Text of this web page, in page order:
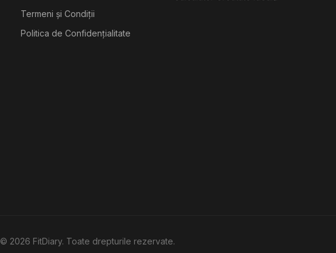
Termeni și Condiții
Politica de Confidențialitate
© 2026 FitDiary. Toate drepturile rezervate.